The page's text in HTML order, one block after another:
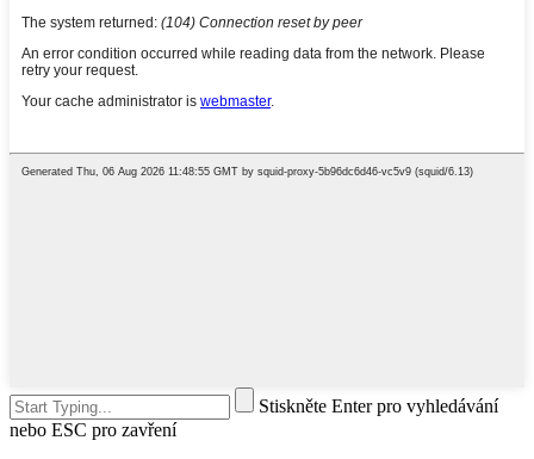
Stiskněte Enter pro vyhledávání
nebo ESC pro zavření